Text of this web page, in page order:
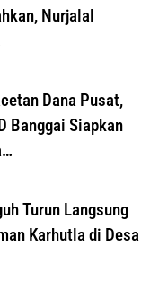
Nurjalal
Dana Pusat,
Banggai Siapkan
Turun Langsung
Karhutla di Desa